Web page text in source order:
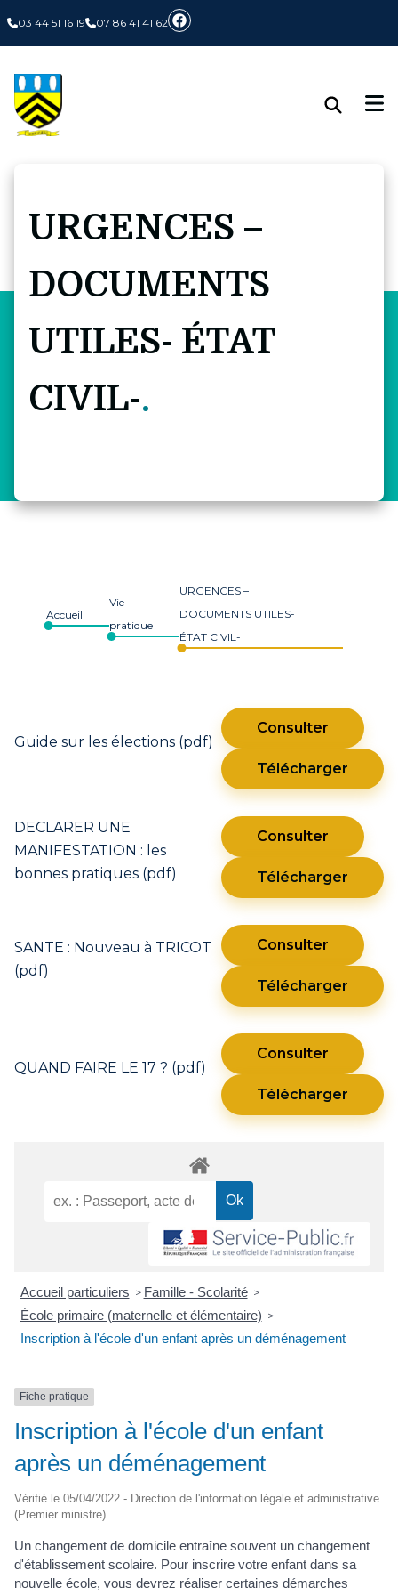
03 44 51 16 19 07 86 41 41 62
URGENCES –
DOCUMENTS
UTILES- ÉTAT
CIVIL-
Accueil
Vie
pratique
URGENCES –
DOCUMENTS UTILES-
ÉTAT CIVIL-
Guide sur les élections (pdf)
Consulter
Télécharger
DECLARER UNE
MANIFESTATION : les
bonnes pratiques (pdf)
Consulter
Télécharger
SANTE : Nouveau à TRICOT
(pdf)
Consulter
Télécharger
QUAND FAIRE LE 17 ? (pdf)
Consulter
Télécharger
Accueil particuliers > Famille - Scolarité >
École primaire (maternelle et élémentaire) >
Inscription à l'école d'un enfant après un déménagement
Fiche pratique
Inscription à l'école d'un enfant
après un déménagement
Vérifié le 05/04/2022 - Direction de l'information légale et administrative
(Premier ministre)
Un changement de domicile entraîne souvent un changement
d'établissement scolaire. Pour inscrire votre enfant dans sa
nouvelle école, vous devrez réaliser certaines démarches
Panneau de gestion des cookies